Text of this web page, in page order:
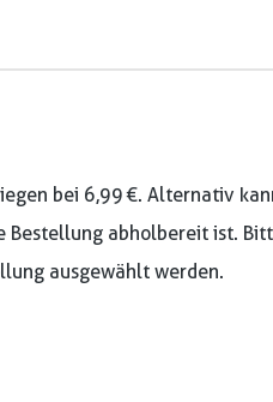
bei 6,99 €. Alternativ
abholbereit ist.
ausgewählt werden.